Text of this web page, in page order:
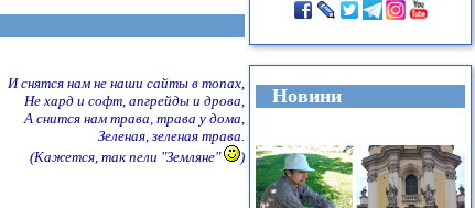
И снятся нам не наши сайты в топах,
Не хард и софт, апгрейды и дрова,
А снится нам трава, трава у дома,
Зеленая, зеленая трава.
(Кажется, так пели "Земляне"
)
Новини